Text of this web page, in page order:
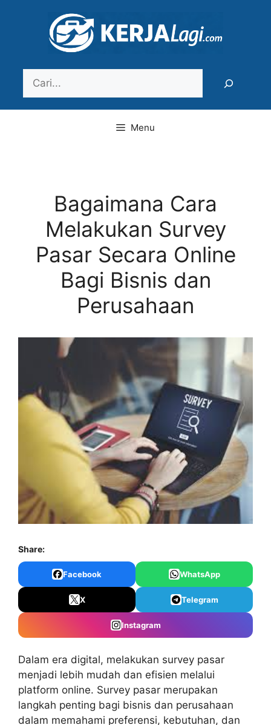
Menu
Bagaimana Cara
Melakukan Survey
Pasar Secara Online
Bagi Bisnis dan
Perusahaan
Share:
Facebook WhatsApp
X Telegram
Instagram
Dalam era digital, melakukan survey pasar
menjadi lebih mudah dan efisien melalui
platform online. Survey pasar merupakan
langkah penting bagi bisnis dan perusahaan
dalam memahami preferensi, kebutuhan, dan